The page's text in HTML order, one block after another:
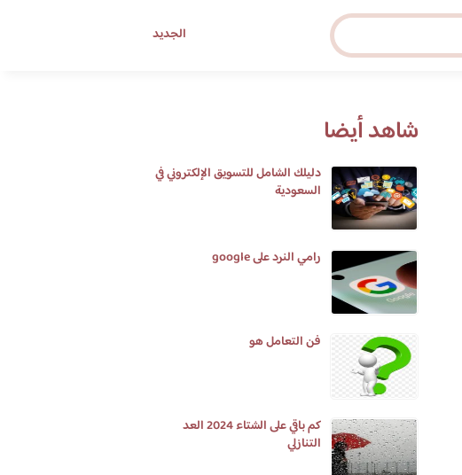
الجديد
شاهد أيضا
دليلك الشامل للتسويق الإلكتروني في
السعودية
رامي النرد على google
فن التعامل هو
كم باقي على الشتاء 2024 العد
التنازلي